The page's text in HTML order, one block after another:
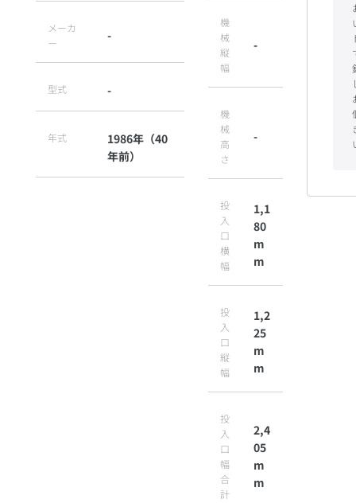
メーカ
ー
-
型式 -
年式
1986年（40
年前）
機
械
縦
幅
-
機
械
高
さ
-
投
入
口
横
幅
1,1
80
m
m
投
入
口
縦
幅
1,2
25
m
m
投
入
口
幅
合
計
2,4
05
m
m